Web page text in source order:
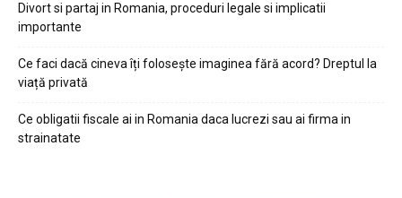
Divort si partaj in Romania, proceduri legale si implicatii
importante
Ce faci dacă cineva îți folosește imaginea fără acord? Dreptul la
viață privată
Ce obligatii fiscale ai in Romania daca lucrezi sau ai firma in
strainatate